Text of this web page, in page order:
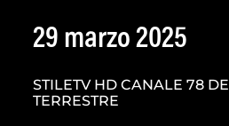
29 marzo 2025
STILETV HD CANALE 78
TERRESTRE